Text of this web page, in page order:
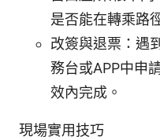
是否能在轉乘路
改簽與退票：遇
務台或APP中申
效內完成。
現場實用技巧